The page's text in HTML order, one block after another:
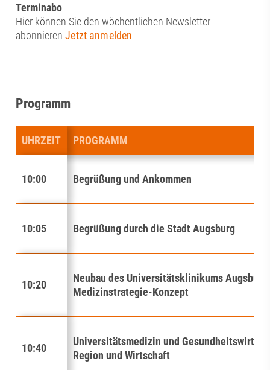
Terminabo
Hier können Sie den wöchentlichen Newsletter
abonnierenJetzt anmelden
Programm
UHRZEIT PROGRAMM
10:00 Begrüßung und Ankommen
10:05 Begrüßung durch die Stadt Augsburg
10:20
Neubau des Universitätsklinikums Augsburg
Medizinstrategie-Konzept
10:40
Universitätsmedizin und
Region und Wirtschaft